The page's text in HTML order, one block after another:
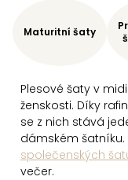
Plesové šaty v
ženskosti. Díky
se z nich stává
dámském šatníku.
společenských
večer.
Maturitní šaty